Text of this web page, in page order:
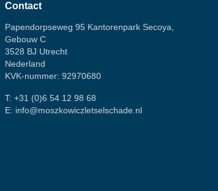
Contact
Papendorpseweg 95 Kantorenpark Secoya,
Gebouw C
3528 BJ Utrecht
Nederland
KVK-nummer: 92970680
T: +31 (0)6 54 12 98 68
E: info@moszkowiczletselschade.nl